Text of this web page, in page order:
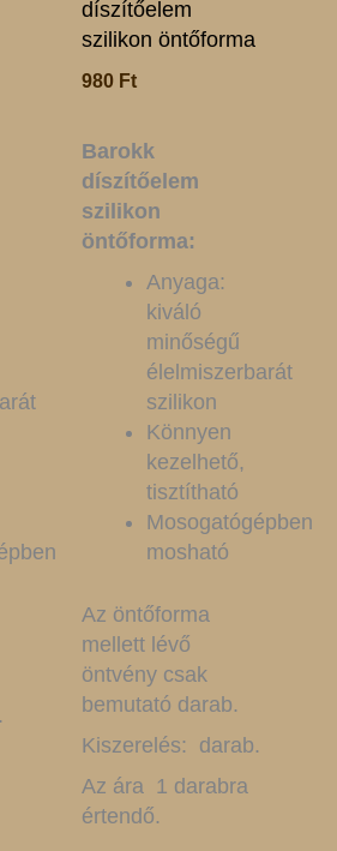
díszítőelem
szilikon öntőforma
980 Ft
Barokk
díszítőelem
szilikon
öntőforma:
Anyaga:
kiváló
minőségű
élelmiszerbarát
szilikon
Könnyen
kezelhető,
tisztítható
Mosogatógépben
mosható
Az öntőforma
mellett lévő
öntvény csak
bemutató darab.
Kiszerelés: darab.
Az ára 1 darabra
értendő.